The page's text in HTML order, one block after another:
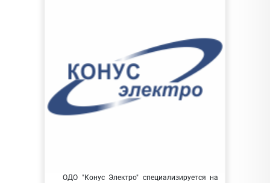
ОДО "Конус Электро" специализируется на